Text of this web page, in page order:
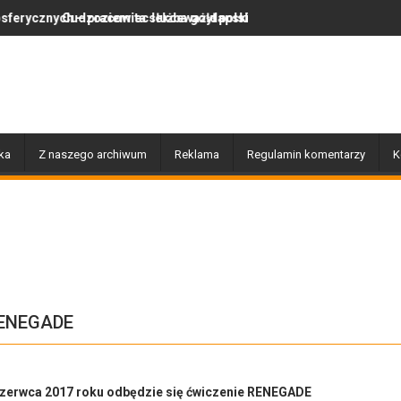
służba gołdapskich strażaków
lekceważył polskie prawo, więc wrócił do swojego kraju
Za nami wyjątkowy dzień
Z naszego archiwum Reklama Regulamin komentarzy
2017 roku odbędzie się ćwiczenie RENEGADE